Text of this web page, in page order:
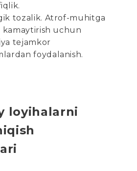
tozalik. Atrof-muhitga
kamaytirish uchun
tejamkor
foydalanish.
loyihalarni